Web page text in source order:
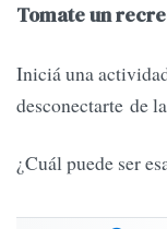
Tomate un
Iniciá una
desconectarte de
¿Cuál puede ser